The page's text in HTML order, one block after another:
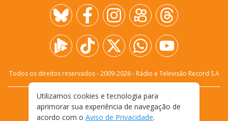
Todos os direitos reservados - 2009-2026- Rádio e Televisão Record S.A
FALE CONOSCO
PRIVACIDADE
TERMOS E CONDIÇÕES DE USO
Utilizamos cookies e tecnologia para
aprimorar sua experiência de navegação de
acordo com o Aviso de Privacidade.